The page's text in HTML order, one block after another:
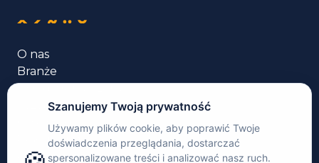
O nas
Branże
Usługi tłumaczenia
Języki
Case studies
Rekomendacje
Kontakt